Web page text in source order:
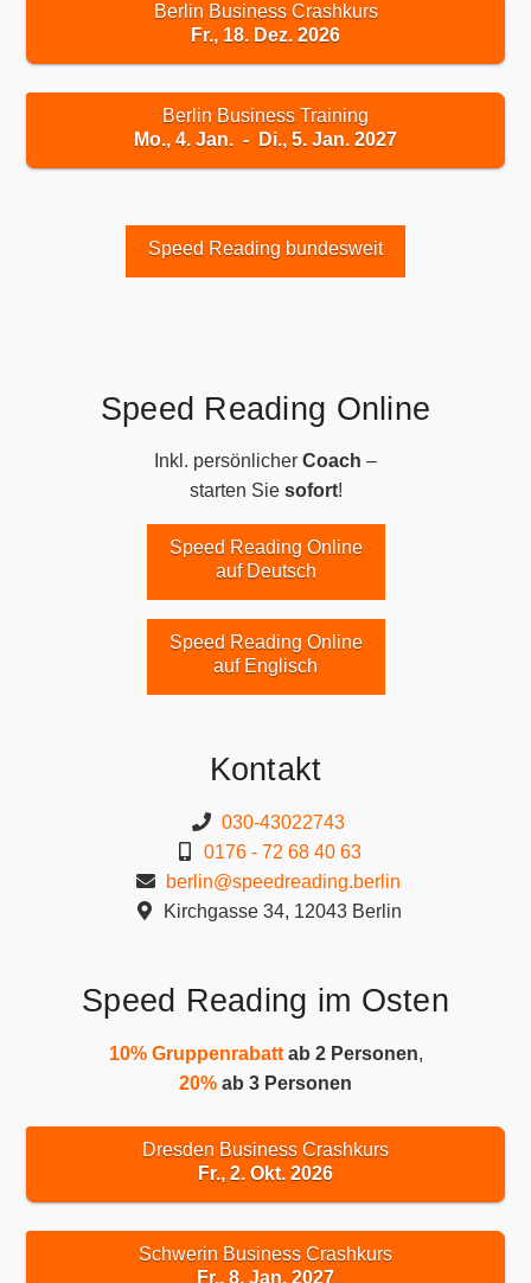
Berlin Business Crashkurs
Fr., 18. Dez. 2026
Berlin Business Training
Mo., 4. Jan. - Di., 5. Jan. 2027
Speed Reading bundesweit
Speed Reading Online
Inkl. persönlicher Coach –
starten Sie sofort!
Speed Reading Online
auf Deutsch
Speed Reading Online
auf Englisch
Kontakt
030-43022743
0176 - 72 68 40 63
berlin@speedreading.berlin
Kirchgasse 34, 12043 Berlin
Speed Reading im Osten
10% Gruppenrabattab 2 Personen,
20% ab 3 Personen
Dresden Business Crashkurs
Fr., 2. Okt. 2026
Schwerin Business Crashkurs
Fr., 8. Jan. 2027